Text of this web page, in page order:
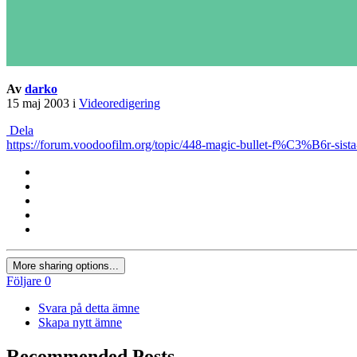
Av darko
15 maj 2003 i Videoredigering
Dela
https://forum.voodoofilm.org/topic/448-magic-bullet-f%C3%B6r-
More sharing options...
Följare 0
Svara på detta ämne
Skapa nytt ämne